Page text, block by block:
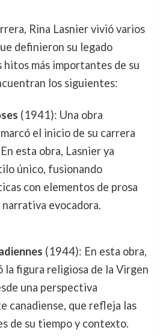
Rina Lasnier vivió varios
definieron su legado
más importantes de su
los siguientes:
(1941): Una obra
el inicio de su carrera
esta obra, Lasnier ya
único, fusionando
con elementos de prosa
narrativa evocadora.
(1944): En esta obra,
la figura religiosa de la Virgen
una perspectiva
canadiense, que refleja las
de su tiempo y contexto.